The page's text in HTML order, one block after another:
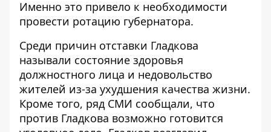
Именно это привело к необходимости
провести ротацию губернатора.
Среди причин отставки Гладкова
называли состояние здоровья
должностного лица и недовольство
жителей из-за ухудшения качества жизни.
Кроме того, ряд СМИ сообщали, что
против Гладкова возможно готовится